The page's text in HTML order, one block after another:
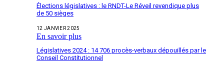
Élections législatives : le RNDT-Le Réveil revendique plus
de 50 sièges
12 JANVIER 2025
En savoir plus
Législatives 2024 : 14 706 procès-verbaux dépouillés par le
Conseil Constitutionnel